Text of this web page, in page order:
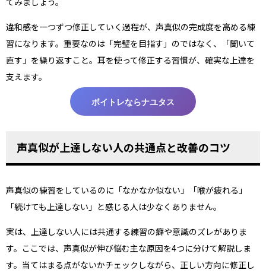
違和感を一つずつ修正していく過程が、声真似の完成度を高める練
習になります。重要なのは「完璧を目指す」のではなく、「聞いて
直す」を繰り返すこと。耳を使って修正する習慣が、確実な上達を
支えます。
ボイトレならナユタス
声真似が上達しない人の共通点と改善のコツ
声真似の練習をしているのに「なかなか似ない」「喉が疲れる」
「続けても上達しない」と感じる人は少なくありません。
実は、上達しない人には共通する練習の癖や意識のズレがありま
す。ここでは、声真似が伸び悩む主な原因を4つに分けて解説しま
す。当てはまる点がないかチェックしながら、正しい方向に修正し